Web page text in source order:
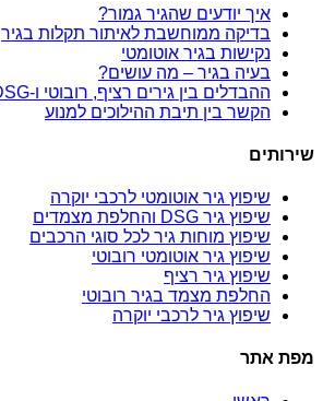
איך יודעים שהגיר גמור?
בדיקה ממוחשבת לאיתור תקלות בגיר
נקישות בגיר אוטומטי
בעיה בגיר – מה עושים?
ההבדלים בין גירים רציף, רובוטי ו-DSG
הקשר בין תיבת ההילוכים למנוע
שירותים
שיפוץ גיר אוטומטי לרכבי יוקרה
שיפוץ גיר DSG והחלפת מצמדים
שיפוץ מוחות גיר לכל סוגי הרכבים
שיפוץ גיר אוטומטי רובוטי
שיפוץ גיר רציף
החלפת מצמד בגיר רובוטי
שיפוץ גיר לרכבי יוקרה
מפת אתר